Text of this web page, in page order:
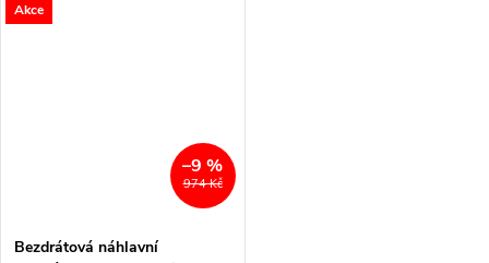
Akce
974 Kč
–9 %
Bezdrátová náhlavní